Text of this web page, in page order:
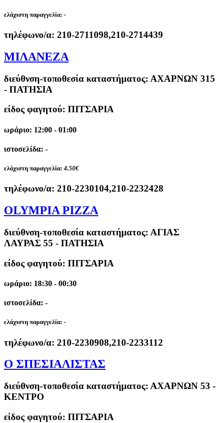
ελάχιστη παραγγελία: -
τηλέφωνο/α: 210-2711098,210-2714439
ΜΙΛΑΝΕΖΑ
διεύθνση-τοποθεσία καταστήματος: ΑΧΑΡΝΩΝ 315
- ΠΑΤΗΣΙΑ
είδος φαγητού: ΠΙΤΣΑΡΙΑ
ωράριο: 12:00 - 01:00
ιστοσελίδα: -
ελάχιστη παραγγελία: 4.50€
τηλέφωνο/α: 210-2230104,210-2232428
OLYMPIA PIZZA
διεύθνση-τοποθεσία καταστήματος: ΑΓΙΑΣ
ΛΑΥΡΑΣ 55 - ΠΑΤΗΣΙΑ
είδος φαγητού: ΠΙΤΣΑΡΙΑ
ωράριο: 18:30 - 00:30
ιστοσελίδα: -
ελάχιστη παραγγελία: -
τηλέφωνο/α: 210-2230908,210-2233112
Ο ΣΠΕΣΙΑΛΙΣΤΑΣ
διεύθνση-τοποθεσία καταστήματος: ΑΧΑΡΝΩΝ 53 -
ΚΕΝΤΡΟ
είδος φαγητού: ΠΙΤΣΑΡΙΑ